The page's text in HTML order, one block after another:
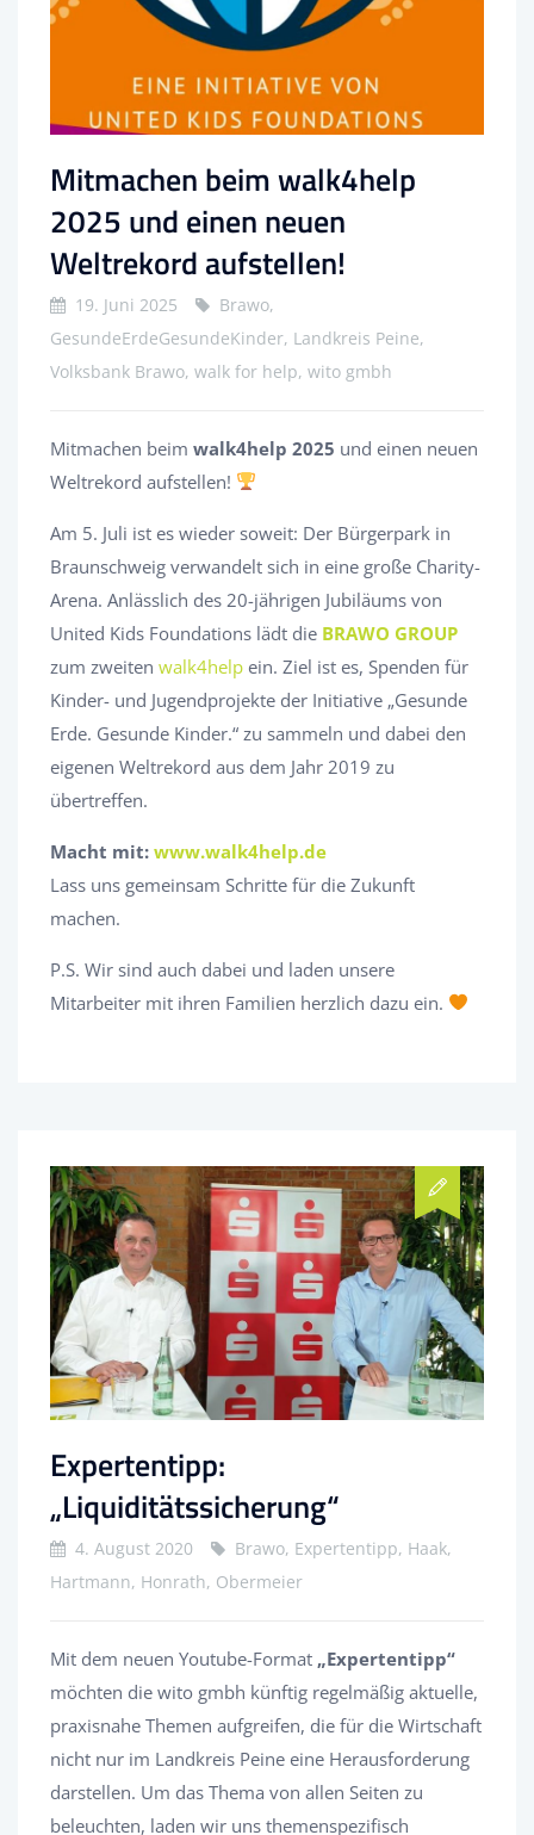
Mitmachen beim walk4help
2025 und einen neuen
Weltrekord aufstellen!
19. Juni 2025
Brawo,
GesundeErdeGesundeKinder, Landkreis Peine,
Volksbank Brawo, walk for help, wito gmbh
Mitmachen beim walk4help 2025 und einen neuen
Weltrekord aufstellen!
Am 5. Juli ist es wieder soweit: Der Bürgerpark in
Braunschweig verwandelt sich in eine große Charity-
Arena. Anlässlich des 20-jährigen Jubiläums von
United Kids Foundations lädt die BRAWO GROUP
zum zweiten walk4help ein. Ziel ist es, Spenden für
Kinder- und Jugendprojekte der Initiative „Gesunde
Erde. Gesunde Kinder.“ zu sammeln und dabei den
eigenen Weltrekord aus dem Jahr 2019 zu
übertreffen.
Macht mit: www.walk4help.de
Lass uns gemeinsam Schritte für die Zukunft
machen.
P.S. Wir sind auch dabei und laden unsere
Mitarbeiter mit ihren Familien herzlich dazu ein.
Expertentipp:
„Liquiditätssicherung“
4. August 2020
Brawo, Expertentipp, Haak,
Hartmann, Honrath, Obermeier
Mit dem neuen Youtube-Format „Expertentipp“
möchten die wito gmbh künftig regelmäßig aktuelle,
praxisnahe Themen aufgreifen, die für die Wirtschaft
nicht nur im Landkreis Peine eine Herausforderung
darstellen. Um das Thema von allen Seiten zu
beleuchten, laden wir uns themenspezifisch